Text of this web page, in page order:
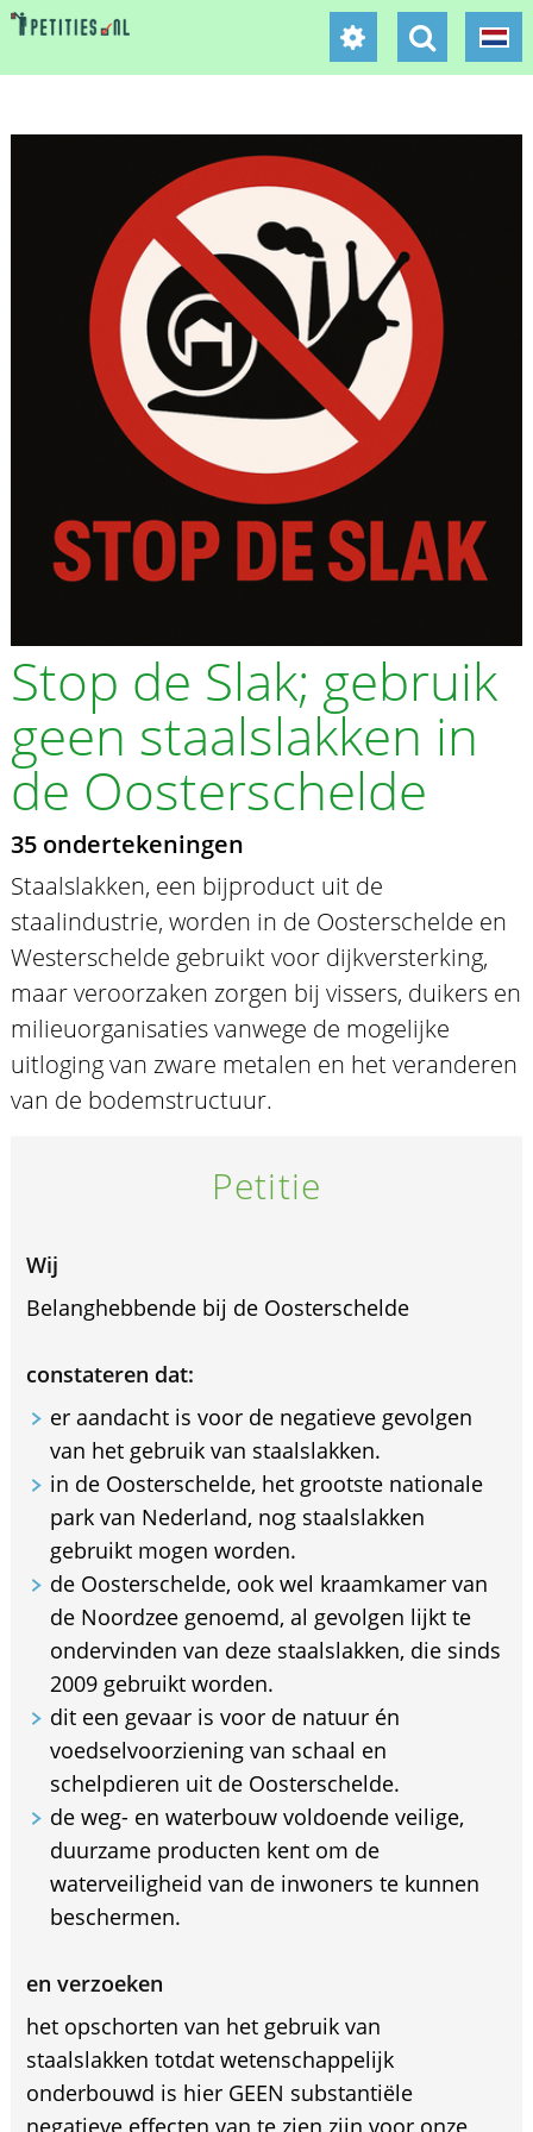
Stop de Slak; gebruik
geen staalslakken in
de Oosterschelde
35 ondertekeningen
Staalslakken, een bijproduct uit de
staalindustrie, worden in de Oosterschelde en
Westerschelde gebruikt voor dijkversterking,
maar veroorzaken zorgen bij vissers, duikers en
milieuorganisaties vanwege de mogelijke
uitloging van zware metalen en het veranderen
van de bodemstructuur.
Petitie
Wij
Belanghebbende bij de Oosterschelde
constateren dat:
er aandacht is voor de negatieve gevolgen
van het gebruik van staalslakken.
in de Oosterschelde, het grootste nationale
park van Nederland, nog staalslakken
gebruikt mogen worden.
de Oosterschelde, ook wel kraamkamer van
de Noordzee genoemd, al gevolgen lijkt te
ondervinden van deze staalslakken, die sinds
2009 gebruikt worden.
dit een gevaar is voor de natuur én
voedselvoorziening van schaal en
schelpdieren uit de Oosterschelde.
de weg- en waterbouw voldoende veilige,
duurzame producten kent om de
waterveiligheid van de inwoners te kunnen
beschermen.
en verzoeken
het opschorten van het gebruik van
staalslakken totdat wetenschappelijk
onderbouwd is hier GEEN substantiële
negatieve effecten van te zien zijn voor onze